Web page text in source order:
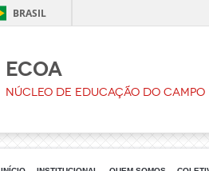
BRASIL
ECOA
Núcleo de Educação do